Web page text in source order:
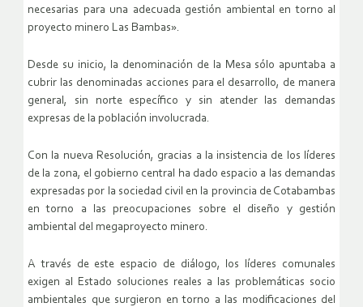
necesarias para una adecuada gestión ambiental en torno al
proyecto minero Las Bambas».
Desde su inicio, la denominación de la Mesa sólo apuntaba a
cubrir las denominadas acciones para el desarrollo, de manera
general, sin norte específico y sin atender las demandas
expresas de la población involucrada.
Con la nueva Resolución, gracias a la insistencia de los líderes
de la zona, el gobierno central ha dado espacio a las demandas
expresadas por la sociedad civil en la provincia de Cotabambas
en torno a las preocupaciones sobre el diseño y gestión
ambiental del megaproyecto minero.
A través de este espacio de diálogo, los líderes comunales
exigen al Estado soluciones reales a las problemáticas socio
ambientales que surgieron en torno a las modificaciones del